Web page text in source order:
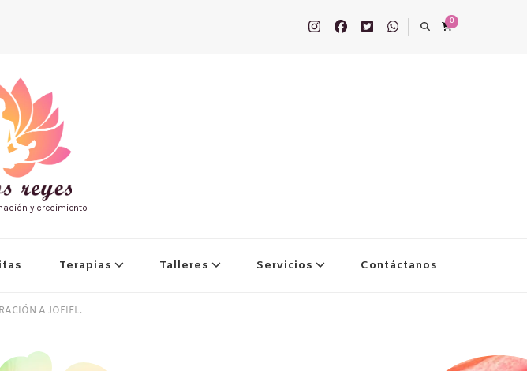
0
y crecimiento
Terapias Talleres Servicios Contáctanos
A JOFIEL.